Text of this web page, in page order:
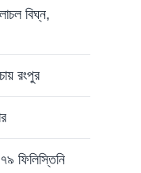
বিঘ্ন,
রংপুর
ফিলিস্তিনি